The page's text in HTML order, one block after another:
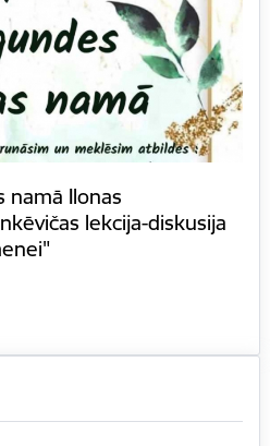
namā Ilonas
lekcija-diskusija